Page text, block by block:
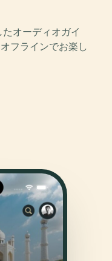
オーディオガイ
フラインでお楽し